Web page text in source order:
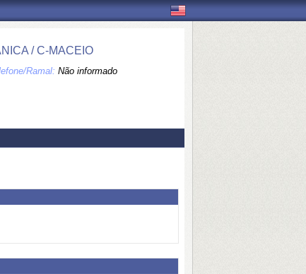
/ C-MACEIO
Ramal: Não informado